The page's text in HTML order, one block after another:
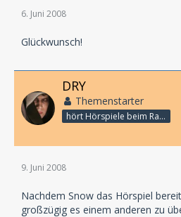
6. Juni 2008
Glückwunsch!
DRY
Themenstarter
hört Hörspiele beim Rasenmähen
9. Juni 2008
Nachdem Snow das Hörspiel
großzügig es einem anderen zu